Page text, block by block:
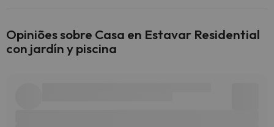
Opiniões sobre Casa en Estavar Residential
con jardín y piscina